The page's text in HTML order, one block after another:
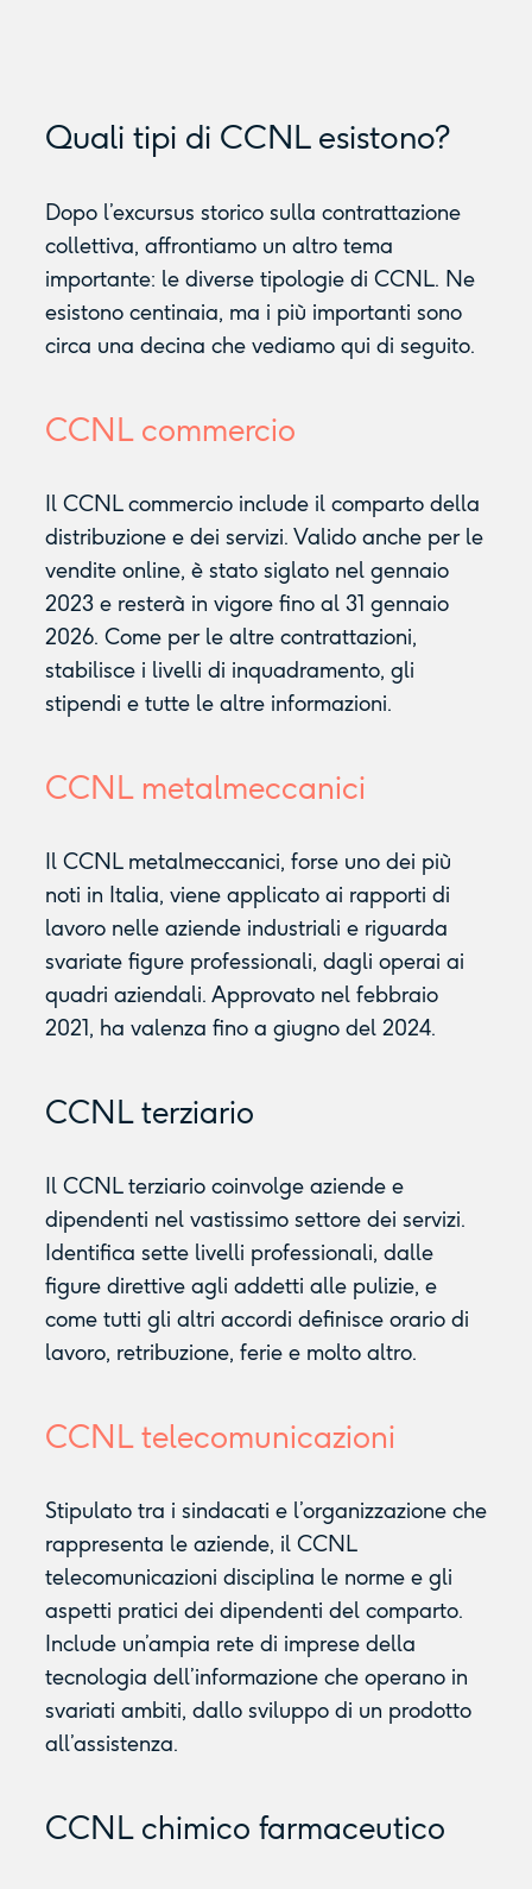
Quali tipi di CCNL esistono?
Dopo l’excursus storico sulla contrattazione
collettiva, affrontiamo un altro tema
importante: le diverse tipologie di CCNL. Ne
esistono centinaia, ma i più importanti sono
circa una decina che vediamo qui di seguito.
CCNL commercio
Il CCNL commercio include il comparto della
distribuzione e dei servizi. Valido anche per le
vendite online, è stato siglato nel gennaio
2023 e resterà in vigore fino al 31 gennaio
2026. Come per le altre contrattazioni,
stabilisce i livelli di inquadramento, gli
stipendi e tutte le altre informazioni.
CCNL metalmeccanici
Il CCNL metalmeccanici, forse uno dei più
noti in Italia, viene applicato ai rapporti di
lavoro nelle aziende industriali e riguarda
svariate figure professionali, dagli operai ai
quadri aziendali. Approvato nel febbraio
2021, ha valenza fino a giugno del 2024.
CCNL terziario
Il CCNL terziario coinvolge aziende e
dipendenti nel vastissimo settore dei servizi.
Identifica sette livelli professionali, dalle
figure direttive agli addetti alle pulizie, e
come tutti gli altri accordi definisce orario di
lavoro, retribuzione, ferie e molto altro.
CCNL telecomunicazioni
Stipulato tra i sindacati e l’organizzazione che
rappresenta le aziende, il CCNL
telecomunicazioni disciplina le norme e gli
aspetti pratici dei dipendenti del comparto.
Include un’ampia rete di imprese della
tecnologia dell’informazione che operano in
svariati ambiti, dallo sviluppo di un prodotto
all’assistenza.
CCNL chimico farmaceutico